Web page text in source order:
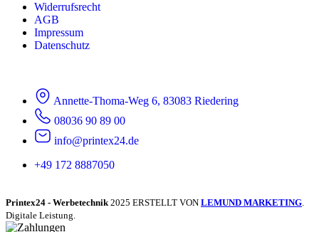
Widerrufsrecht
AGB
Impressum
Datenschutz
Annette-Thoma-Weg 6, 83083 Riedering
08036 90 89 00
info@printex24.de
+49 172 8887050
Printex24 - Werbetechnik 2025 ERSTELLT VON LEMUND MARKETING.
Digitale Leistung.